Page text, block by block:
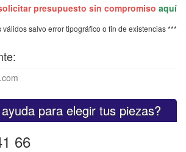
presupuesto sin compromiso aquí
válidos salvo error tipográfico o fin de existencias ***
para elegir tus piezas?
66